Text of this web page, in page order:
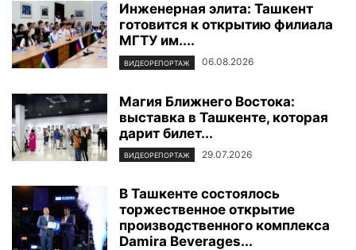
Инженерная элита: Ташкент
готовится к открытию филиала
МГТУ им....
ВИДЕОРЕПОРТАЖ 06.08.2026
Магия Ближнего Востока:
выставка в Ташкенте, которая
дарит билет...
ВИДЕОРЕПОРТАЖ 29.07.2026
В Ташкенте состоялось
торжественное открытие
производственного комплекса
Damira Beverages...